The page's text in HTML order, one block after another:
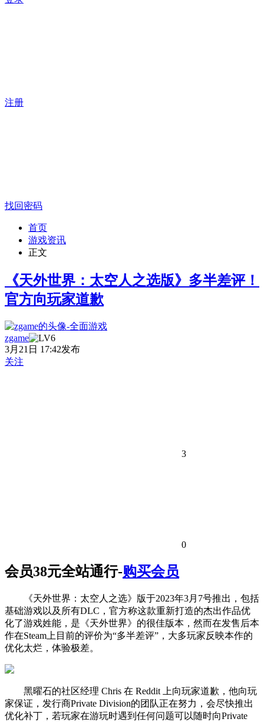
注册
找回密码
首页
游戏资讯
正文
《天外世界：太空人之选版》多半差评！
官方向玩家道歉
zgame
3月21日 17:42发布
关注
3
0
会员38元全站通行-购买会员
《天外世界：太空人之选》版于2023年3月7号推出，包括
基础游戏以及所有DLC，官方称这款重新打造的杰出作品优
化了游戏姓能，是《天外世界》的很佳版本，然而在发售后本
作在Steam上目前的评价为“多半差评”，大多玩家反映本作的
优化太烂，体验极差。
黑曜石的社区经理 Chris 在 Reddit 上向玩家道歉，他向玩
家保证，发行商Private Division的团队正在努力，会尽快推出
优化补丁，若玩家在游玩时遇到任何问题可以随时向Private